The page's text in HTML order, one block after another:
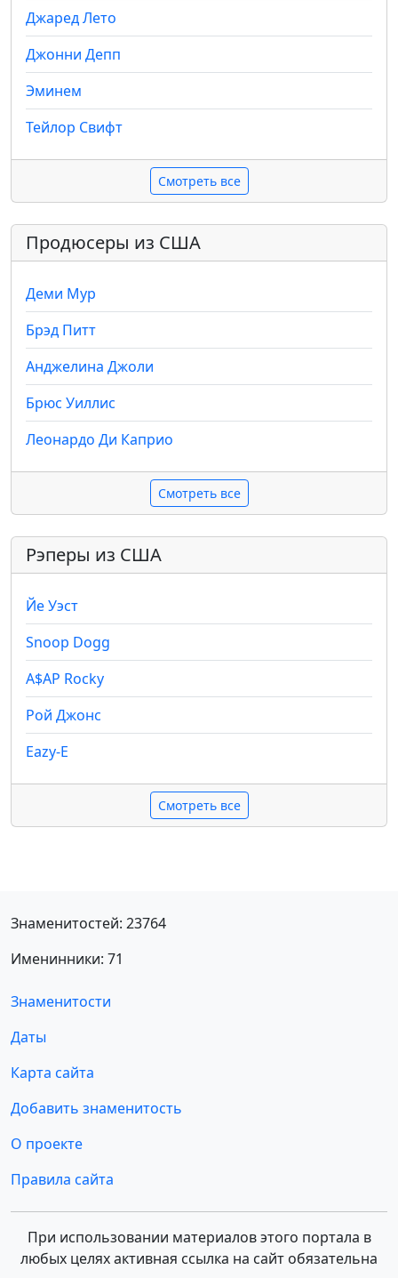
Джаред Лето
Джонни Депп
Эминем
Тейлор Свифт
Смотреть все
Продюсеры из США
Деми Мур
Брэд Питт
Анджелина Джоли
Брюс Уиллис
Леонардо Ди Каприо
Смотреть все
Рэперы из США
Йе Уэст
Snoop Dogg
A$AP Rocky
Рой Джонс
Eazy-E
Смотреть все
Знаменитостей: 23764
Именинники: 71
Знаменитости
Даты
Карта сайта
Добавить знаменитость
О проекте
Правила сайта
При использовании материалов этого портала в
любых целях активная ссылка на сайт обязательна